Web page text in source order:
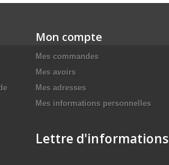
Mon compte
Mes commandes
Mes avoirs
Mes adresses
Mes informations personnelles
Lettre d'informations